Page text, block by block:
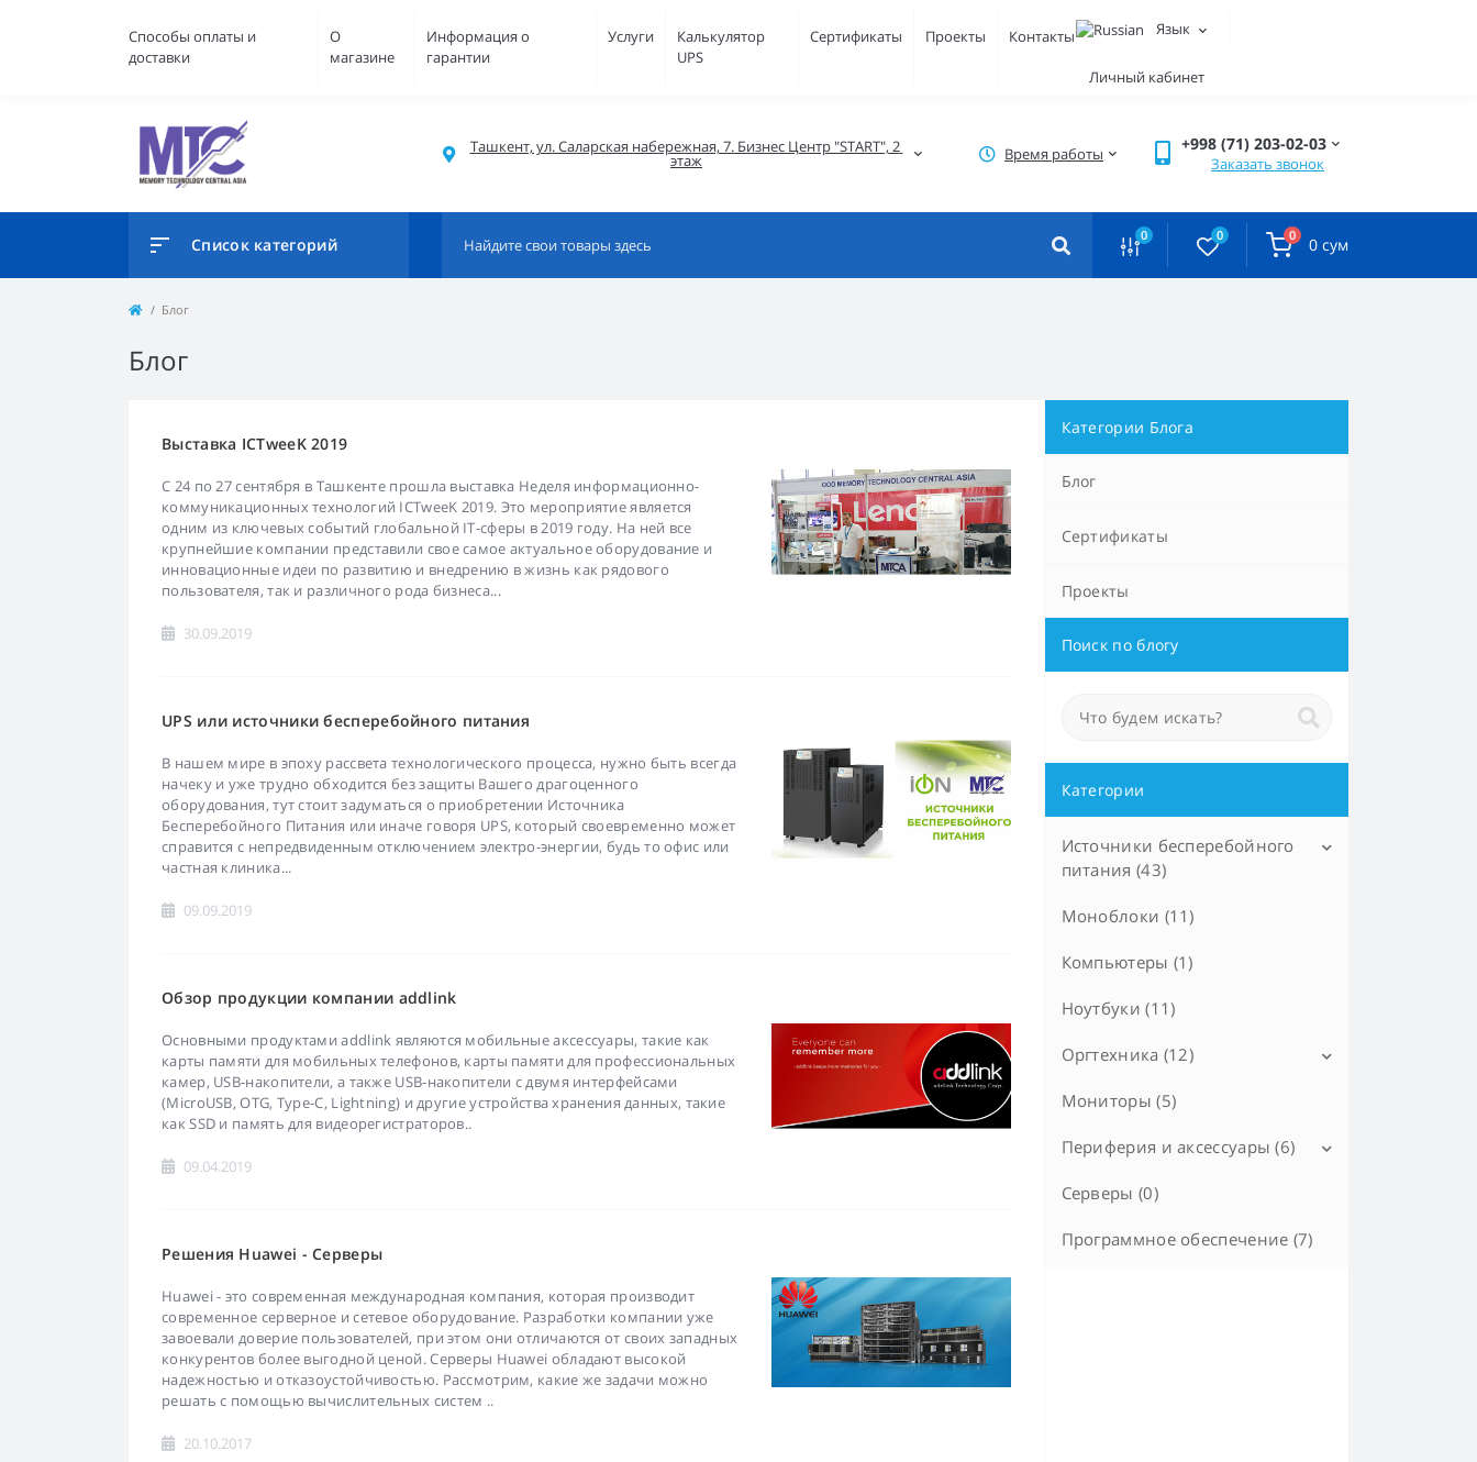
Способы оплаты и
доставки
О
магазине
Информация о
гарантии
Услуги
Калькулятор
UPS
Сертификаты Проекты Контакты Язык
Личный кабинет
Ташкент, ул. Саларская набережная, 7. Бизнес Центр "START", 2
этаж Время работы +998 (71) 203-02-03
Заказать звонок
Список категорий 0 0 0 0 сум
Блог
Блог
Выставка ICTweeK 2019
С 24 по 27 сентября в Ташкенте прошла выставка Неделя информационно-
коммуникационных технологий ICTweeK 2019. Это мероприятие является
одним из ключевых событий глобальной IT-сферы в 2019 году. На ней все
крупнейшие компании представили свое самое актуальное оборудование и
инновационные идеи по развитию и внедрению в жизнь как рядового
пользователя, так и различного рода бизнеса...
30.09.2019
UPS или источники бесперебойного питания
В нашем мире в эпоху рассвета технологического процесса, нужно быть всегда
начеку и уже трудно обходится без защиты Вашего драгоценного
оборудования, тут стоит задуматься о приобретении Источника
Бесперебойного Питания или иначе говоря UPS, который своевременно может
справится с непредвиденным отключением электро-энергии, будь то офис или
частная клиника...
09.09.2019
Обзор продукции компании addlink
Основными продуктами addlink являются мобильные аксессуары, такие как
карты памяти для мобильных телефонов, карты памяти для профессиональных
камер, USB-накопители, а также USB-накопители с двумя интерфейсами
(MicroUSB, OTG, Type-C, Lightning) и другие устройства хранения данных, такие
как SSD и память для видеорегистраторов..
09.04.2019
Решения Huawei - Серверы
Huawei - это современная международная компания, которая производит
современное серверное и сетевое оборудование. Разработки компании уже
завоевали доверие пользователей, при этом они отличаются от своих западных
конкурентов более выгодной ценой. Серверы Huawei обладают высокой
надежностью и отказоустойчивостью. Рассмотрим, какие же задачи можно
решать с помощью вычислительных систем ..
20.10.2017
Категории Блога
Блог
Сертификаты
Проекты
Поиск по блогу
Категории
Источники бесперебойного
питания (43)
Источники бесперебойного
Моноблоки (11)
Компьютеры (1)
Ноутбуки (11)
Оргтехника (12)
IP-телефоны (VoIP) (11)
Аксессуары к VoIP (0)
МФУ и принтеры (1)
Мониторы (5)
Периферия и аксессуары (6)
Мыши (2)
Клавиатуры (1)
Серверы (0)
Программное обеспечение (7)